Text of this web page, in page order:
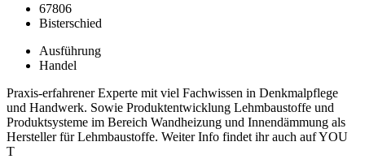
67806
Bisterschied
Ausführung
Handel
Praxis-erfahrener Experte mit viel Fachwissen in Denkmalpflege
und Handwerk. Sowie Produktentwicklung Lehmbaustoffe und
Produktsysteme im Bereich Wandheizung und Innendämmung als
Hersteller für Lehmbaustoffe. Weiter Info findet ihr auch auf YOU
T